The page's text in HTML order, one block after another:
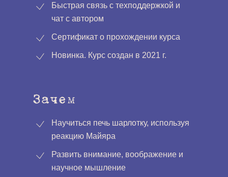
Быстрая связь с техподдержкой и
чат с автором
Сертификат о прохождении курса
Зачем
Научиться печь шарлотку, используя
реакцию Майяра
Развить внимание, воображение и
научное мышление
Новинка. Курс создан в 2021 г.